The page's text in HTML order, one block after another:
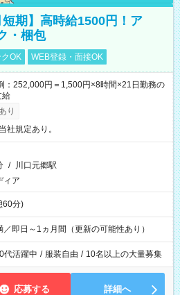
短期】高時給1500円！ア
・梱包
OK WEB登録・面接OK
：252,000円＝1,500円×8時間×21日勤務の
給
り
社規定あり。
/ 川口元郷駅
ィア
60分)
即日～1ヵ月間（更新の可能性あり）
代活躍中 / 服装自由 / 10名以上の大量募集
応募する 詳細へ